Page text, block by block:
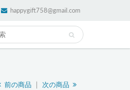
happygift758@gmail.com
前の商品 | 次の商品